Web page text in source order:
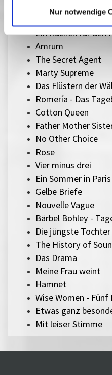
Nur notwendige
Therapie für
Ach, diese Lücke,
Ein Kuchen für den
Amrum
The Secret Agent
Marty Supreme
Das Flüstern der
Romería - Das
Cotton Queen
Father Mother
No Other Choice
Rose
Vier minus drei
Ein Sommer in Paris
Gelbe Briefe
Nouvelle Vague
Bärbel Bohley -
Die jüngste Tochter
The History of
Das Drama
Meine Frau weint
Hamnet
Wise Women -
Etwas ganz
Mit leiser Stimme